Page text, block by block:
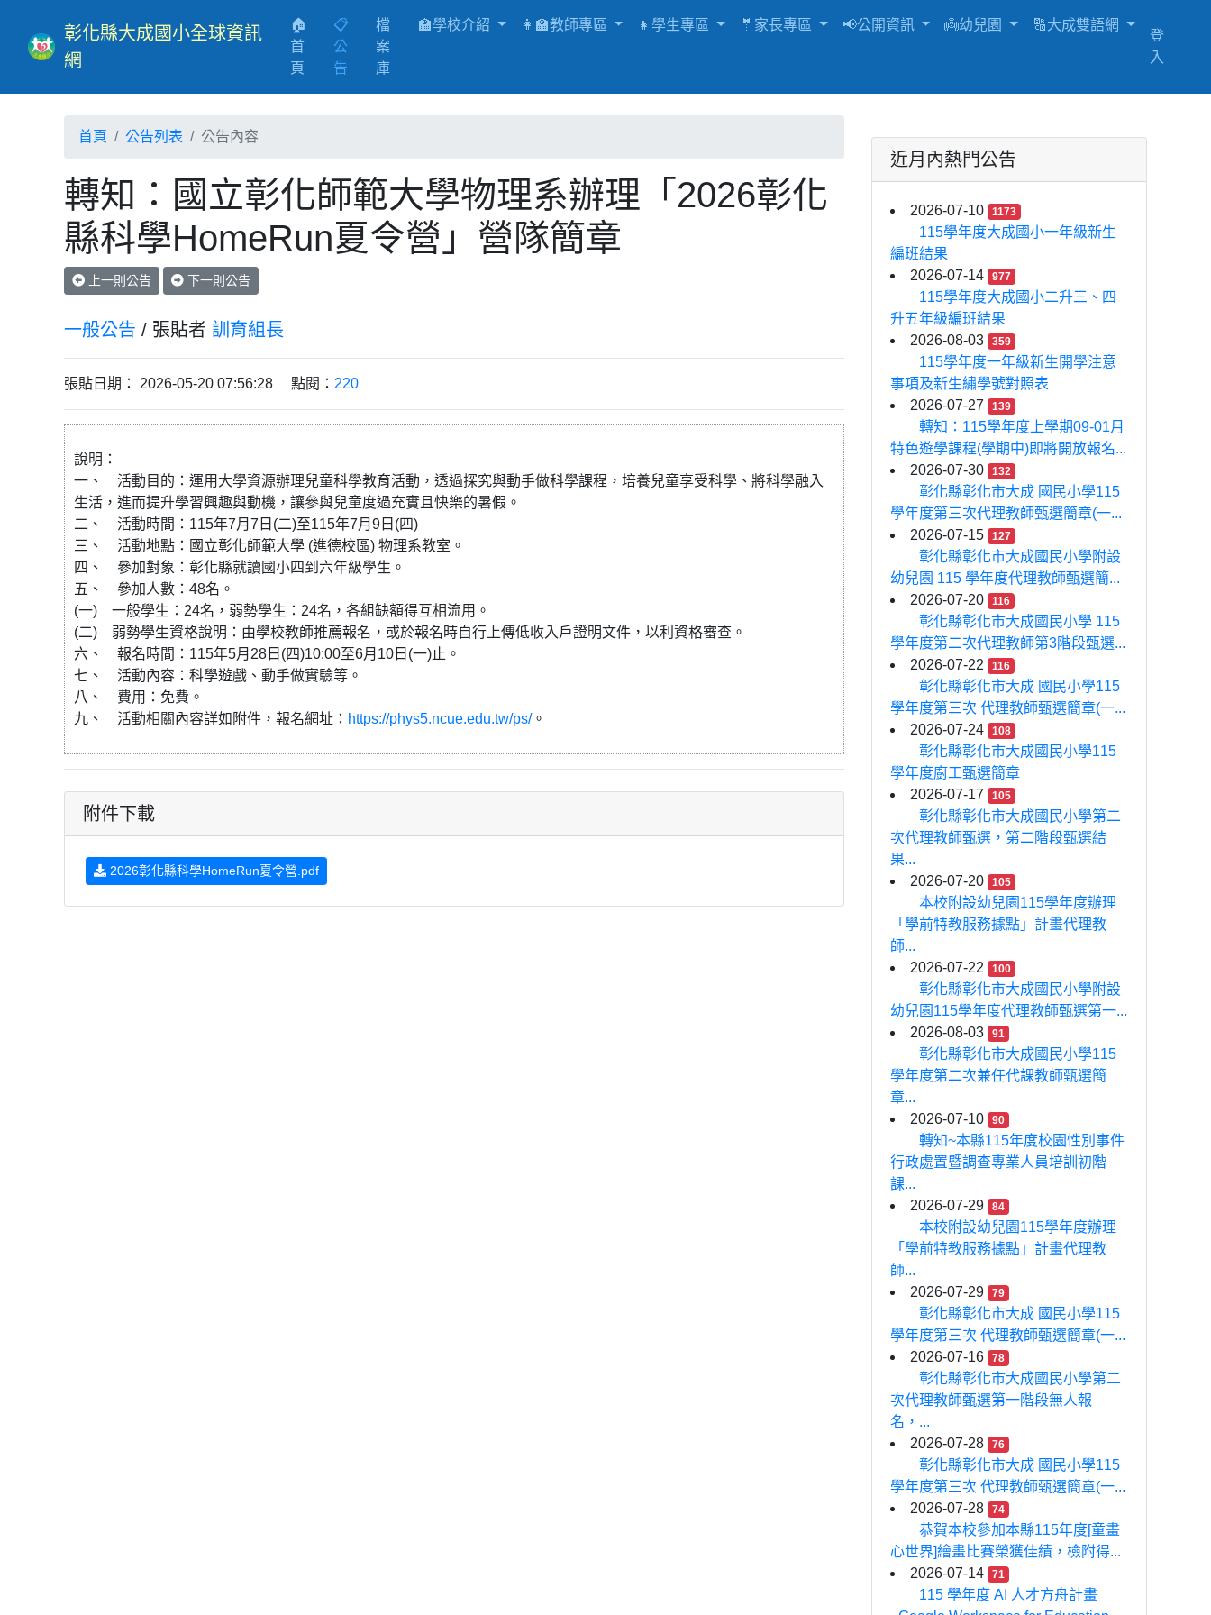
彰化縣大成國小全球資訊
網
🏠
首
頁 (current)
📋
公
告
檔
案
庫
🏫學校介紹 👩‍🏫教師專區 👧學生專區 🤵家長專區 📢公開資訊 👼幼兒園 🔠大成雙語網
登
入
首頁 公告列表 公告內容
轉知：國立彰化師範大學物理系辦理「2026彰化
縣科學HomeRun夏令營」營隊簡章
上一則公告 下一則公告
一般公告 / 張貼者 訓育組長
張貼日期： 2026-05-20 07:56:28 點閱： 220
說明：
一、 活動目的：運用大學資源辦理兒童科學教育活動，透過探究與動手做科學課程，培養兒童享受科學、將科學融入
生活，進而提升學習興趣與動機，讓參與兒童度過充實且快樂的暑假。
二、 活動時間：115年7月7日(二)至115年7月9日(四)
三、 活動地點：國立彰化師範大學 (進德校區) 物理系教室。
四、 參加對象：彰化縣就讀國小四到六年級學生。
五、 參加人數：48名。
(一) 一般學生：24名，弱勢學生：24名，各組缺額得互相流用。
(二) 弱勢學生資格說明：由學校教師推薦報名，或於報名時自行上傳低收入戶證明文件，以利資格審查。
六、 報名時間：115年5月28日(四)10:00至6月10日(一)止。
七、 活動內容：科學遊戲、動手做實驗等。
八、 費用：免費。
九、 活動相關內容詳如附件，報名網址： https://phys5.ncue.edu.tw/ps/。
附件下載
2026彰化縣科學HomeRun夏令營.pdf
近月內熱門公告
2026-07-10 1173
115學年度大成國小一年級新生
編班結果
2026-07-14
977
115學年度大成國小二升三、四
升五年級編班結果
2026-08-03
359
115學年度一年級新生開學注意
事項及新生繡學號對照表
2026-07-27
139
轉知：115學年度上學期09-01月
特色遊學課程(學期中)即將開放報名...
2026-07-30
132
彰化縣彰化市大成 國民小學115
學年度第三次代理教師甄選簡章(一...
2026-07-15
127
彰化縣彰化市大成國民小學附設
幼兒園 115 學年度代理教師甄選簡...
2026-07-20
116
彰化縣彰化市大成國民小學 115
學年度第二次代理教師第3階段甄選...
2026-07-22
116
彰化縣彰化市大成 國民小學115
學年度第三次 代理教師甄選簡章(一...
2026-07-24
108
彰化縣彰化市大成國民小學115
學年度廚工甄選簡章
2026-07-17
105
彰化縣彰化市大成國民小學第二
次代理教師甄選，第二階段甄選結
果...
2026-07-20
105
本校附設幼兒園115學年度辦理
「學前特教服務據點」計畫代理教
師...
2026-07-22
100
彰化縣彰化市大成國民小學附設
幼兒園115學年度代理教師甄選第一...
2026-08-03
91
彰化縣彰化市大成國民小學115
學年度第二次兼任代課教師甄選簡
章...
2026-07-10
90
轉知~本縣115年度校園性別事件
行政處置暨調查專業人員培訓初階
課...
2026-07-29
84
本校附設幼兒園115學年度辦理
「學前特教服務據點」計畫代理教
師...
2026-07-29
79
彰化縣彰化市大成 國民小學115
學年度第三次 代理教師甄選簡章(一...
2026-07-16
78
彰化縣彰化市大成國民小學第二
次代理教師甄選第一階段無人報
名，...
2026-07-28
76
彰化縣彰化市大成 國民小學115
學年度第三次 代理教師甄選簡章(一...
2026-07-28
74
恭賀本校參加本縣115年度[童畫
心世界]繪畫比賽榮獲佳績，檢附得...
2026-07-14
71
115 學年度 AI 人才方舟計畫